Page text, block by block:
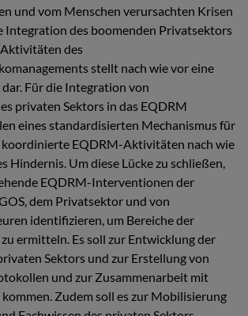
und vom Menschen verursachten Krisen
Integration des boomenden Privatsektors
Aktivitäten des
stellt nach wie vor eine
Für die Integration von
privaten Sektors in das EQDRM
eines standardisierten Mechanismus für
EQDRM-Aktivitäten nach wie
Hindernis. Um diese Lücke zu schließen,
EQDRM-Interventionen der
dem Privatsektor und von
identifizieren, um Bereiche der
ermitteln. Es soll zur Entwicklung der
Sektors und zur Erstellung von
und zur Zusammenarbeit mit
Zudem soll es zur Mobilisierung